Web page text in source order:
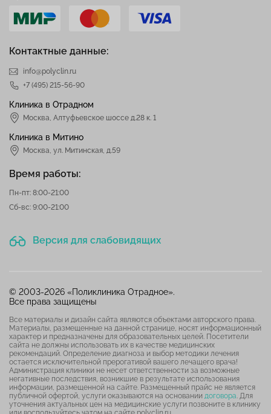
Контактные данные:
info@polyclin.ru
+7 (495) 215-56-90
Клиника в Отрадном
Москва Алтуфьевское шоссе д.28 к. 1
Клиника в Митино
Москва, ул. Митинская, д.59
Время работы:
Пн-пт: 8:00-21:00
Сб-вс: 9:00-21:00
Версия для слабовидящих
© 2003-2026 «Поликлиника Отрадное».
Все права защищены
Все материалы и дизайн сайта являются объектами авторского права.
Материалы, размещенные на данной странице, носят информационный
характер и предназначены для образовательных целей. Посетители
сайта не должны использовать их в качестве медицинских
рекомендаций. Определение диагноза и выбор методики лечения
остается исключительной прерогативой вашего лечащего врача!
Администрация клиники не несет ответственности за возможные
негативные последствия, возникшие в результате использования
информации, размещенной на сайте. Размещенный прайс не является
публичной офертой, услуги оказываются на основании договора . Для
уточнения актуальных цен на медицинские услуги позвоните в клинику